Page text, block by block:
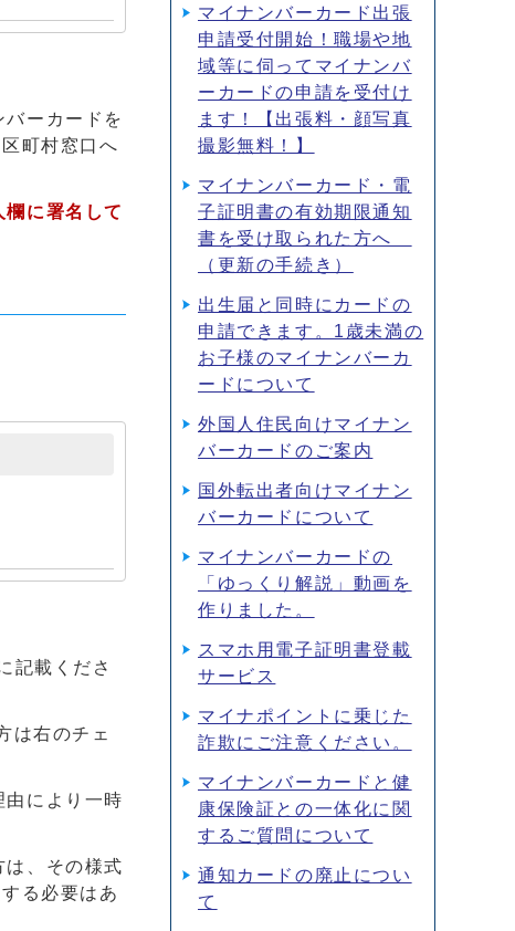
ーカードを
町村窓口へ
に署名して
記載くださ
は右のチェ
により一時
、その様式
る必要はあ
マイナンバーカード出張
申請受付開始！職場や地
域等に伺ってマイナンバ
ーカードの申請を受付け
ます！【出張料・顔写真
撮影無料！】
マイナンバーカード・電
子証明書の有効期限通知
書を受け取られた方へ
（更新の手続き）
出生届と同時にカードの
申請できます。1歳未満の
お子様のマイナンバーカ
ードについて
外国人住民向けマイナン
バーカードのご案内
国外転出者向けマイナン
バーカードについて
マイナンバーカードの
「ゆっくり解説」動画を
作りました。
スマホ用電子証明書登載
サービス
マイナポイントに乗じた
詐欺にご注意ください。
マイナンバーカードと健
康保険証との一体化に関
するご質問について
通知カードの廃止につい
て